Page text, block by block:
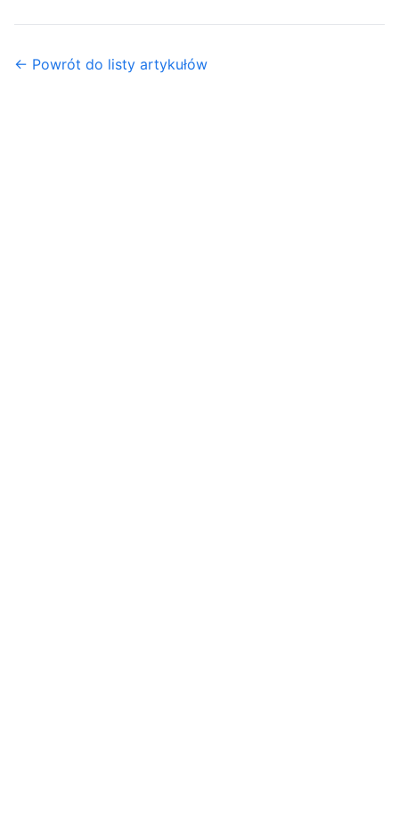
← Powrót do listy artykułów